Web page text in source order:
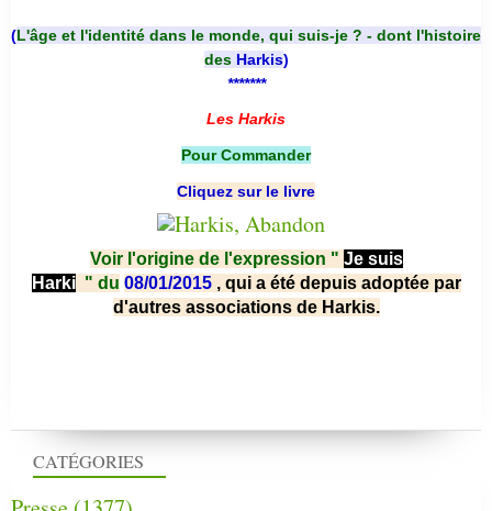
CATÉGORIES
(L'âge et l'identité dans le monde, qui suis-je ? - dont l'histoire
des Harkis)
*******
Les Harkis
Pour Commander
Cliquez sur le livre
Voir l'origine de l'expression " Je suis
Harki " du 08/01/2015 , qui a été depuis adoptée par
d'autres associations de Harkis.